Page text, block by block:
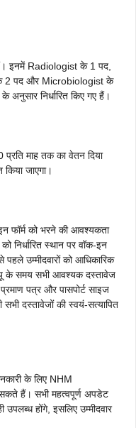
इनमें Radiologist के 1 पद,
2 पद और Microbiologist के
निर्धारित किए गए हैं।
माह तक का वेतन दिया
जाएगा।
फॉर्म को भरने की आवश्यकता
निर्धारित स्थान पर वॉक-इन
पहले उम्मीदवारों को आधिकारिक
के समय सभी आवश्यक दस्तावेज
पत्र और पासपोर्ट साइज
दस्तावेजों की स्वयं-सत्यापित
के लिए NHM
हैं। सभी महत्वपूर्ण अपडेट
होंगे, इसलिए उम्मीदवार